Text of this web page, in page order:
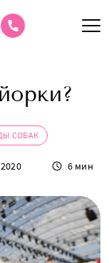
СОБАК
2020 6 мин